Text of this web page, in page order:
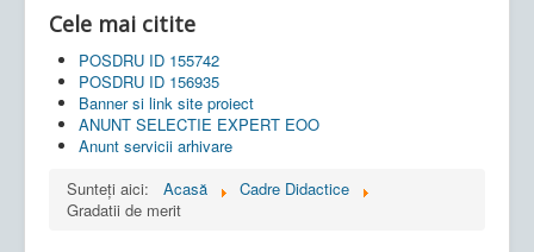
Cele mai citite
POSDRU ID 155742
POSDRU ID 156935
Banner si link site proiect
ANUNT SELECTIE EXPERT EOO
Anunt servicii arhivare
Sunteți aici:
Acasă
Cadre Didactice
Gradatii de merit